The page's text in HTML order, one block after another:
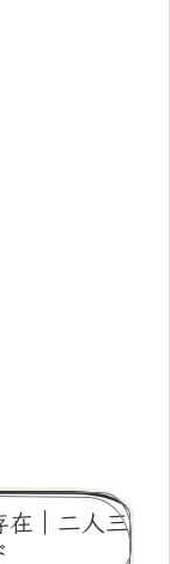
在｜二人三